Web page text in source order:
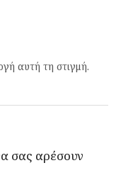
αυτή τη στιγμή.
σας αρέσουν